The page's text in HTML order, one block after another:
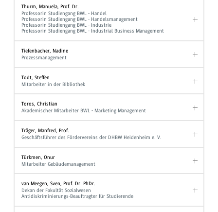
Thurm, Manuela, Prof. Dr.
Professorin Studiengang BWL - Handel
Professorin Studiengang BWL - Handelsmanagement
Professorin Studiengang BWL - Industrie
Professorin Studiengang BWL - Industrial Business Management
Tiefenbacher, Nadine
Prozessmanagement
Todt, Steffen
Mitarbeiter in der Bibliothek
Toros, Christian
Akademischer Mitarbeiter BWL - Marketing Management
Träger, Manfred, Prof.
Geschäftsführer des Fördervereins der DHBW Heidenheim e. V.
Türkmen, Onur
Mitarbeiter Gebäudemanagement
van Meegen, Sven, Prof. Dr. PhDr.
Dekan der Fakultät Sozialwesen
Antidiskriminierungs-Beauftragter für Studierende